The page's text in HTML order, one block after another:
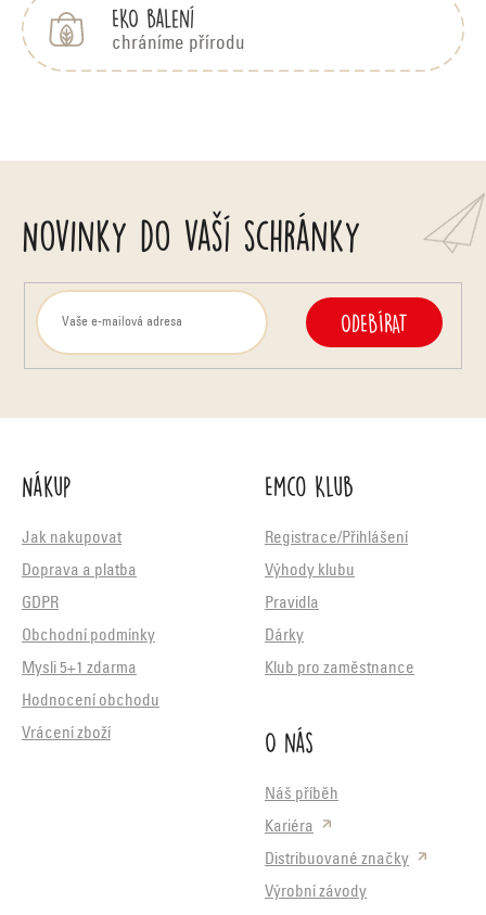
EKO balení
chráníme přírodu
Novinky do vaší schránky
ODEBÍRAT
Nákup
Jak nakupovat
Doprava a platba
GDPR
Obchodní podmínky
Mysli 5+1 zdarma
Hodnocení obchodu
Vrácení zboží
Emco Klub
Registrace/Přihlášení
Výhody klubu
Pravidla
Dárky
Klub pro zaměstnance
O nás
Náš příběh
Kariéra
Distribuované značky
Výrobní závody